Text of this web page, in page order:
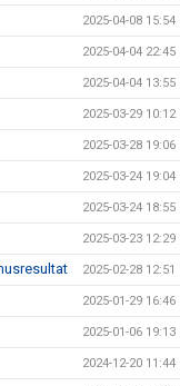
2025-04-08 15:54
2025-04-04 22:45
2025-04-04 13:55
2025-03-29 10:12
2025-03-28 19:06
2025-03-24 19:04
2025-03-24 18:55
2025-03-23 12:29
2025-02-28 12:51
2025-01-29 16:46
2025-01-06 19:13
2024-12-20 11:44